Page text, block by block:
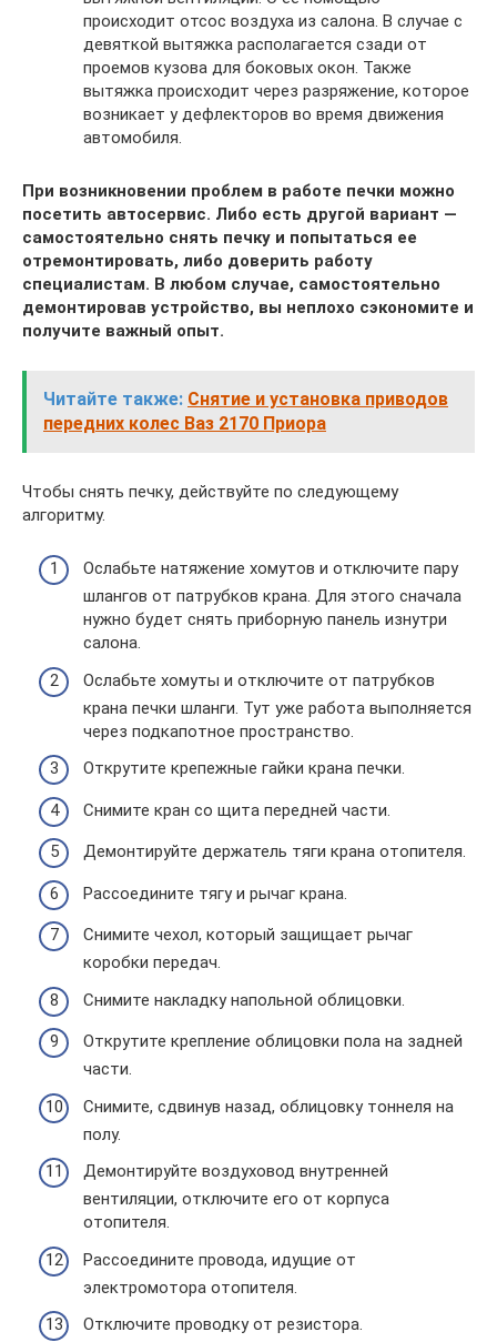
происходит отсос воздуха из салона. В случае с
девяткой вытяжка располагается сзади от
проемов кузова для боковых окон. Также
вытяжка происходит через разряжение, которое
возникает у дефлекторов во время движения
автомобиля.
При возникновении проблем в работе печки можно
посетить автосервис. Либо есть другой вариант —
самостоятельно снять печку и попытаться ее
отремонтировать, либо доверить работу
специалистам. В любом случае, самостоятельно
демонтировав устройство, вы неплохо сэкономите и
получите важный опыт.
Читайте также: Снятие и установка приводов
передних колес Ваз 2170 Приора
Чтобы снять печку, действуйте по следующему
алгоритму.
Ослабьте натяжение хомутов и отключите пару
шлангов от патрубков крана. Для этого сначала
нужно будет снять приборную панель изнутри
салона.
Ослабьте хомуты и отключите от патрубков
крана печки шланги. Тут уже работа выполняется
через подкапотное пространство.
Открутите крепежные гайки крана печки.
Снимите кран со щита передней части.
Демонтируйте держатель тяги крана отопителя.
Рассоедините тягу и рычаг крана.
Снимите чехол, который защищает рычаг
коробки передач.
Снимите накладку напольной облицовки.
Открутите крепление облицовки пола на задней
части.
Снимите, сдвинув назад, облицовку тоннеля на
полу.
Демонтируйте воздуховод внутренней
вентиляции, отключите его от корпуса
отопителя.
Рассоедините провода, идущие от
электромотора отопителя.
Отключите проводку от резистора.